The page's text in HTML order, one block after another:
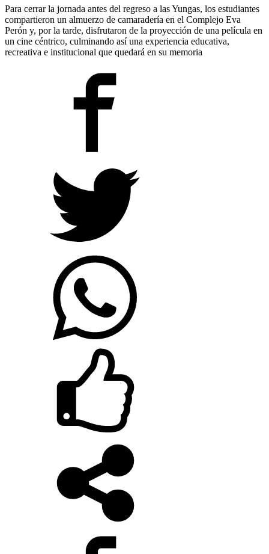
Para cerrar la jornada antes del regreso a las Yungas, los estudiantes
compartieron un almuerzo de camaradería en el Complejo Eva
Perón y, por la tarde, disfrutaron de la proyección de una película en
un cine céntrico, culminando así una experiencia educativa,
recreativa e institucional que quedará en su memoria